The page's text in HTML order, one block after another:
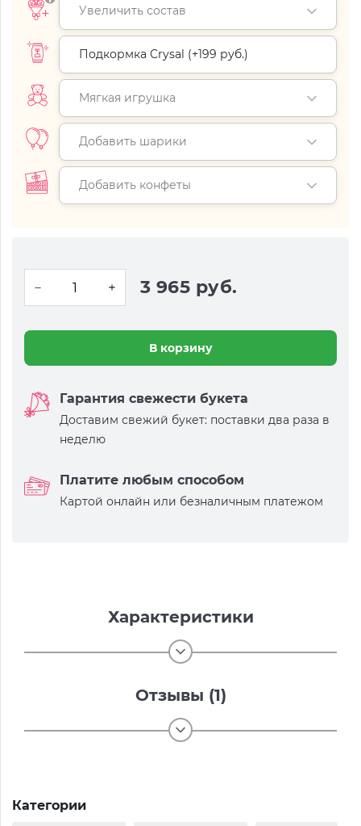
Увеличить состав
Подкормка Crysal (+199 руб.)
Мягкая игрушка
Добавить шарики
Добавить конфеты
3 965 руб.
В корзину
Гарантия свежести букета
Доставим свежий букет: поставки два раза в
неделю
Платите любым способом
Картой онлайн или безналичным платежом
Характеристики
Отзывы (1)
Категории